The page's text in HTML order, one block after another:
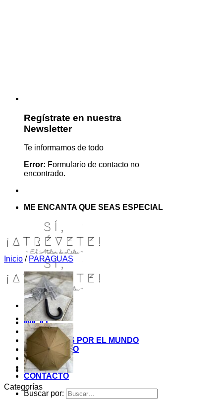
Regístrate en nuestra
Newsletter
Te informamos de todo
Error: Formulario de contacto no
encontrado.
ME ENCANTA QUE SEAS ESPECIAL
INICIO
TIENDA
MIS COSITAS POR EL MUNDO
EL COMIENZO
BLOG
PAGOS
CONTACTO
Buscar por:
Inicio / PARAGUAS
Categorías